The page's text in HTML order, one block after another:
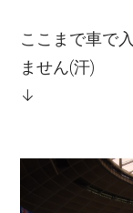
ここまで車で
ません(汗)
↓